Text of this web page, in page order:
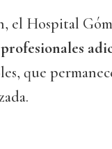
el Hospital
que